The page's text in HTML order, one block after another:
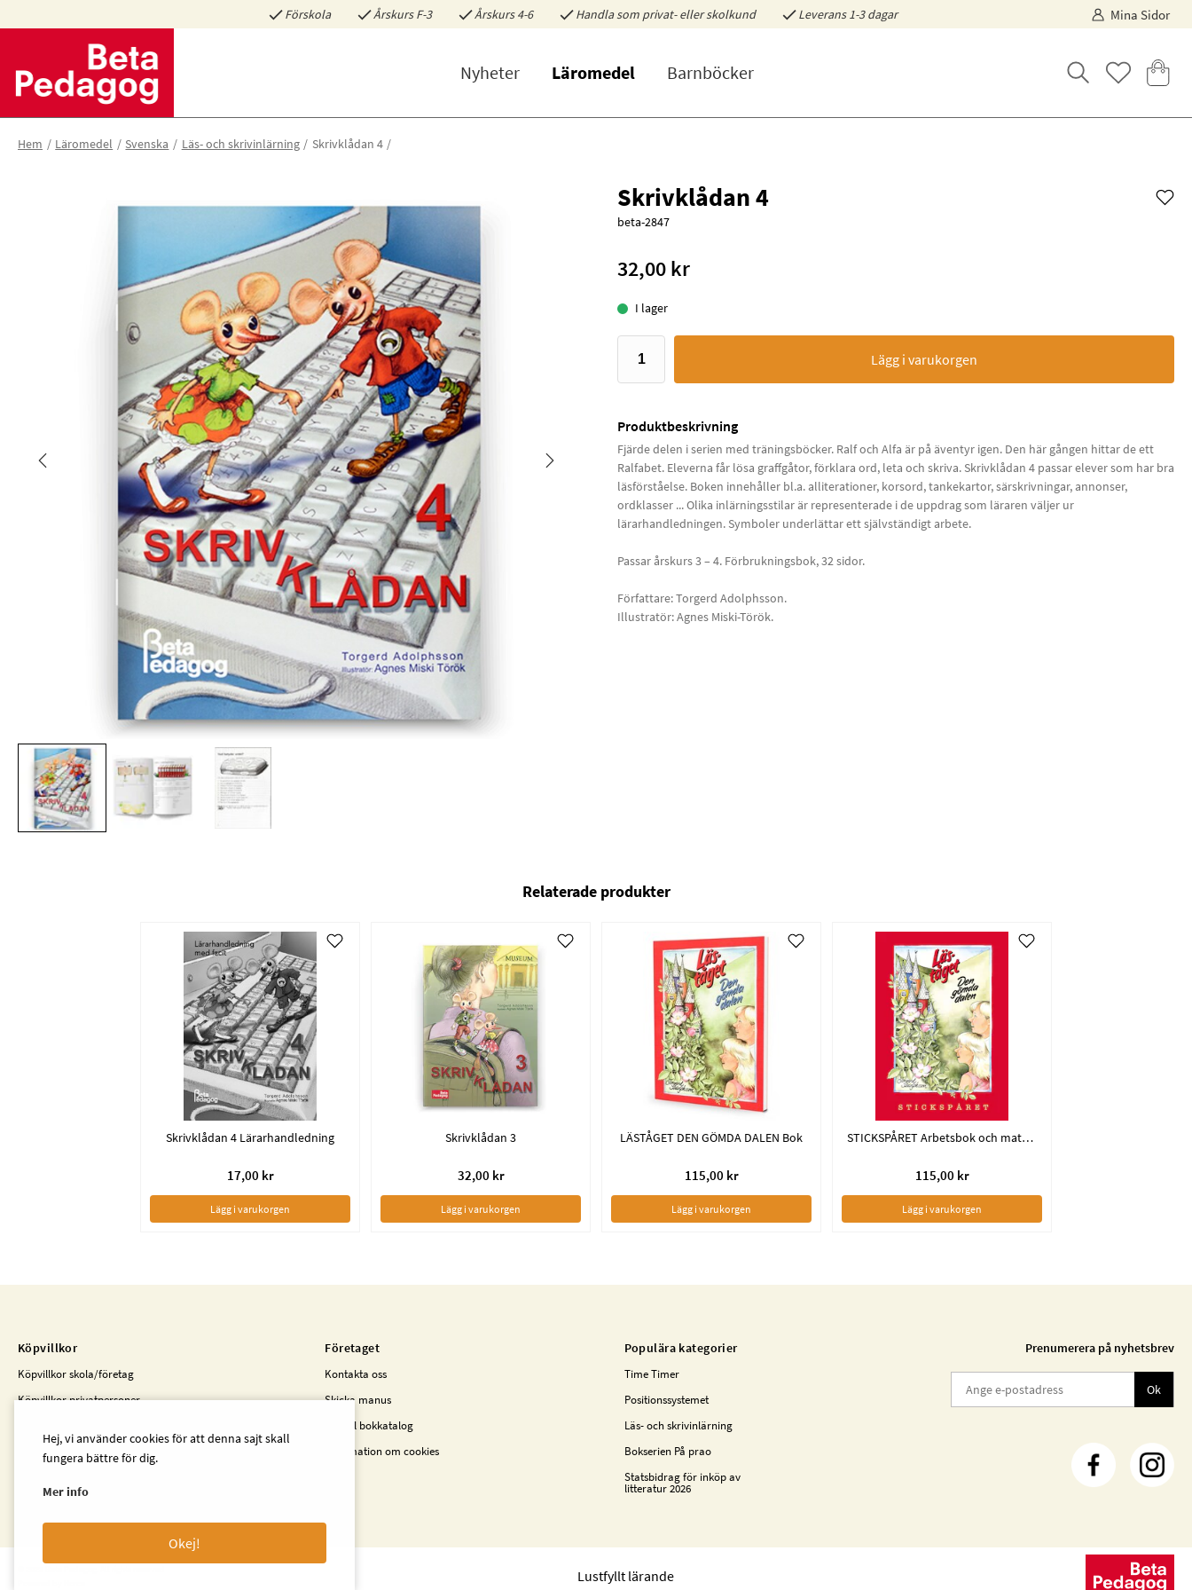
Förskola Årskurs F-3 Årskurs 4-6 Handla som privat- eller skolkund Leverans 1-3 dagar Mina Sidor
Nyheter Läromedel Barnböcker
Hem Läromedel Svenska Läs- och skrivinlärning Skrivklådan 4
Skrivklådan 4
beta-2847
32,00 kr
I lager
Lägg i varukorgen
Produktbeskrivning
Fjärde delen i serien med träningsböcker. Ralf och Alfa är på äventyr igen. Den här gången hittar de ett
Ralfabet. Eleverna får lösa graffgåtor, förklara ord, leta och skriva. Skrivklådan 4 passar elever som har bra
läsförståelse. Boken innehåller bl.a. alliterationer, korsord, tankekartor, särskrivningar, annonser,
ordklasser ... Olika inlärningsstilar är representerade i de uppdrag som läraren väljer ur
lärarhandledningen. Symboler underlättar ett självständigt arbete.
Passar årskurs 3 – 4. Förbrukningsbok, 32 sidor.
Författare: Torgerd Adolphsson.
Illustratör: Agnes Miski-Török.
Relaterade produkter
Skrivklådan 4 Lärarhandledning
17,00 kr
Lägg i varukorgen
Skrivklådan 3
32,00 kr
Lägg i varukorgen
LÄSTÅGET DEN GÖMDA DALEN Bok
115,00 kr
Lägg i varukorgen
STICKSPÅRET Arbetsbok och material
115,00 kr
Lägg i varukorgen
Köpvillkor
Köpvillkor skola/företag
Köpvillkor privatpersoner
Företaget
Kontakta oss
Skicka manus
Beställ bokkatalog
Information om cookies
Populära kategorier
Time Timer
Positionssystemet
Läs- och skrivinlärning
Bokserien På prao
Statsbidrag för inköp av
litteratur 2026
Prenumerera på nyhetsbrev
Ok
Lustfyllt lärande
Hej, vi använder cookies för att denna sajt skall
fungera bättre för dig.
Mer info
Okej!